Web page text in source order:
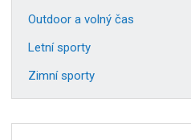
Outdoor a volný čas
Letní sporty
Zimní sporty